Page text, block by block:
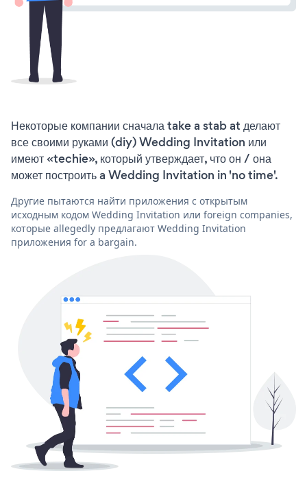
Некоторые компании сначала take a stab at делают
все своими руками (diy) Wedding Invitation или
имеют «techie», который утверждает, что он / она
может построить a Wedding Invitation in 'no time'.
Другие пытаются найти приложения с открытым
исходным кодом Wedding Invitation или foreign companies,
которые allegedly предлагают Wedding Invitation
приложения for a bargain.